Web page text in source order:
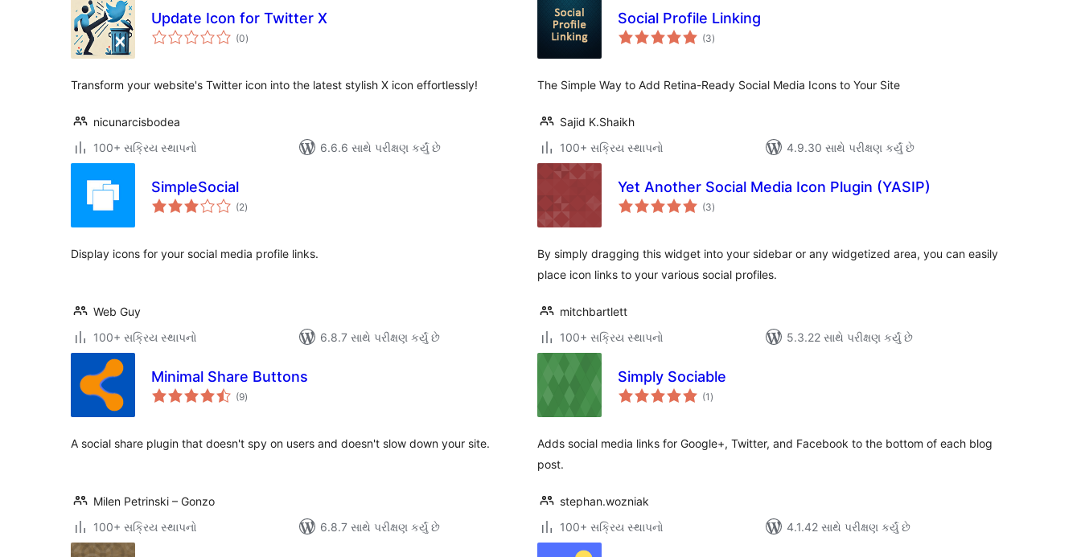
Update Icon for Twitter X
(0કુલ
રેટિંગ્સ
)
Transform your website's Twitter icon into the latest stylish X icon effortlessly!
nicunarcisbodea
100+ સક્રિય સ્થાપનો
6.6.6 સાથે પરીક્ષણ કર્યું છે
Social Profile Linking
(3કુલ
રેટિંગ્સ
)
The Simple Way to Add Retina-Ready Social Media Icons to Your Site
Sajid K.Shaikh
100+ સક્રિય સ્થાપનો
4.9.30 સાથે પરીક્ષણ કર્યું છે
SimpleSocial
(2કુલ
રેટિંગ્સ
)
Display icons for your social media profile links.
Web Guy
100+ સક્રિય સ્થાપનો
6.8.7 સાથે પરીક્ષણ કર્યું છે
Yet Another Social Media Icon Plugin (YASIP)
(3કુલ
રેટિંગ્સ
)
By simply dragging this widget into your sidebar or any widgetized area, you can easily
place icon links to your various social profiles.
mitchbartlett
100+ સક્રિય સ્થાપનો
5.3.22 સાથે પરીક્ષણ કર્યું છે
Minimal Share Buttons
(9કુલ
રેટિંગ્સ
)
A social share plugin that doesn't spy on users and doesn't slow down your site.
Milen Petrinski – Gonzo
100+ સક્રિય સ્થાપનો
6.8.7 સાથે પરીક્ષણ કર્યું છે
Simply Sociable
(1 કુલ
રેટિંગ્સ
)
Adds social media links for Google+, Twitter, and Facebook to the bottom of each blog
post.
stephan.wozniak
100+ સક્રિય સ્થાપનો
4.1.42 સાથે પરીક્ષણ કર્યું છે